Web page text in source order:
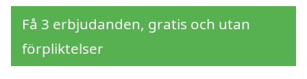
Få 3 erbjudanden, gratis och utan
förpliktelser